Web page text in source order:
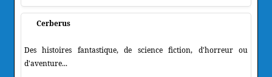
Cerberus
Des histoires fantastique, de science fiction, d'horreur ou
d'aventure...